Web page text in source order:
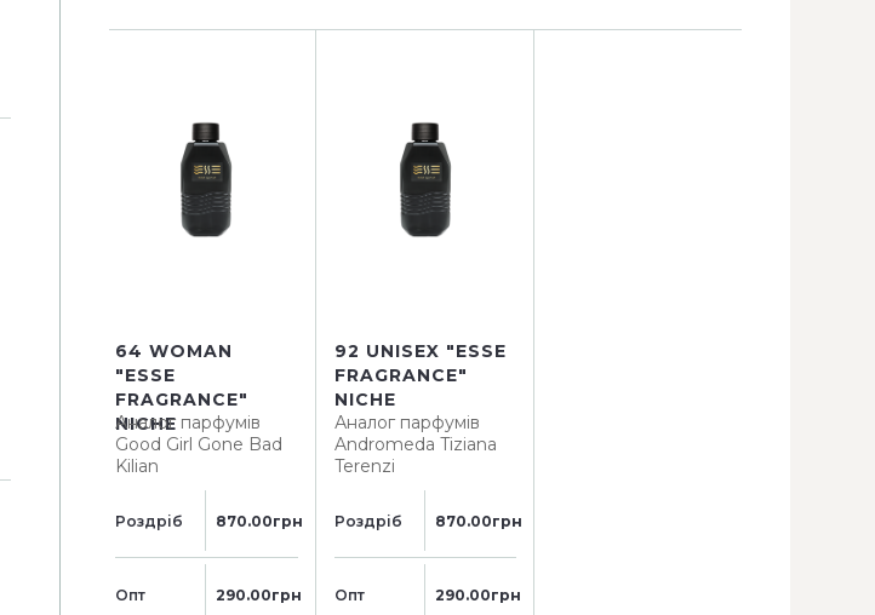
64 WOMAN
"ESSE
FRAGRANCE"
NICHE
Аналог парфумів
Good Girl Gone Bad
Kilian
Роздріб 870.00грн
Опт 290.00грн
92 UNISEX "ESSE
FRAGRANCE"
NICHE
Аналог парфумів
Andromeda Tiziana
Terenzi
Роздріб 870.00грн
Опт 290.00грн